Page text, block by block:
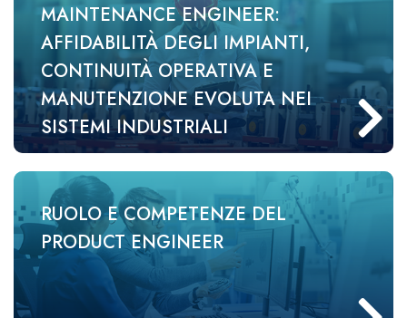
MAINTENANCE ENGINEER:
AFFIDABILITÀ DEGLI IMPIANTI,
CONTINUITÀ OPERATIVA E
MANUTENZIONE EVOLUTA NEI
SISTEMI INDUSTRIALI
RUOLO E COMPETENZE DEL
PRODUCT ENGINEER